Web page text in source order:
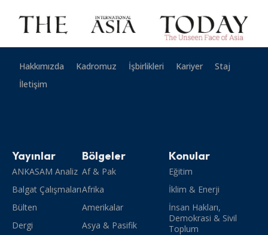
Hakkımızda Kadromuz İşbirlikleri Kariyer
Staj
İletişim
Yayınlar
ANKASAM Analiz
Balgat Çalışmaları
Bülten
Dergi
Bölgeler
Af & Pak
Afrika
Amerikalar
Asya & Pasifik
Konular
Eğitim
İklim & Enerji
İnsan Hakları,
Demokrasi & Sivil
Toplum